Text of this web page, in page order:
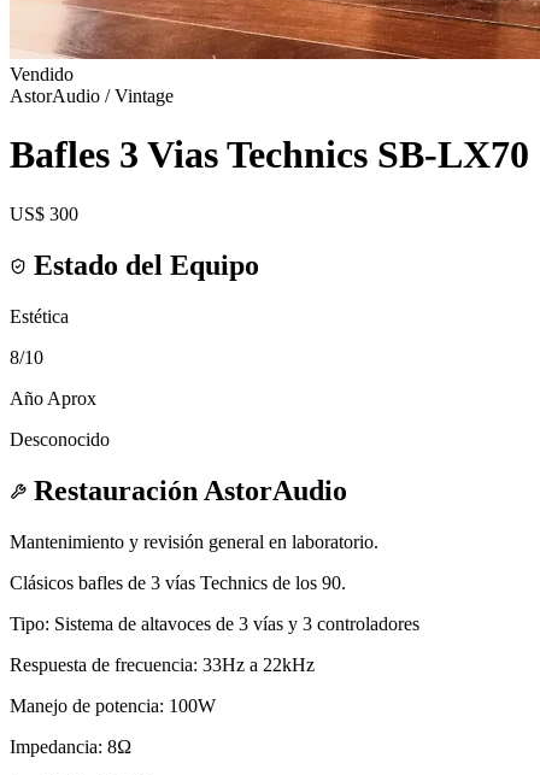
Vendido
AstorAudio / Vintage
Bafles 3 Vias Technics SB-LX70
US$ 300
Estado del Equipo
Estética
8/10
Año Aprox
Desconocido
Restauración AstorAudio
Mantenimiento y revisión general en laboratorio.
Clásicos bafles de 3 vías Technics de los 90.
Tipo: Sistema de altavoces de 3 vías y 3 controladores
Respuesta de frecuencia: 33Hz a 22kHz
Manejo de potencia: 100W
Impedancia: 8Ω